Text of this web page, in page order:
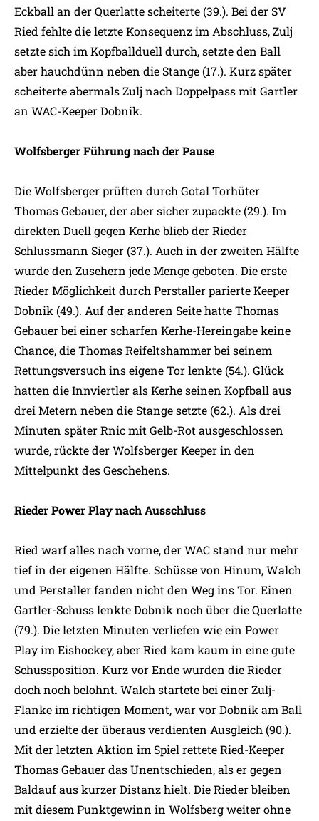
Eckball an der Querlatte scheiterte (39.). Bei der SV
Ried fehlte die letzte Konsequenz im Abschluss, Zulj
setzte sich im Kopfballduell durch, setzte den Ball
aber hauchdünn neben die Stange (17.). Kurz später
scheiterte abermals Zulj nach Doppelpass mit Gartler
an WAC-Keeper Dobnik.
Wolfsberger Führung nach der Pause
Die Wolfsberger prüften durch Gotal Torhüter
Thomas Gebauer, der aber sicher zupackte (29.). Im
direkten Duell gegen Kerhe blieb der Rieder
Schlussmann Sieger (37.). Auch in der zweiten Hälfte
wurde den Zusehern jede Menge geboten. Die erste
Rieder Möglichkeit durch Perstaller parierte Keeper
Dobnik (49.). Auf der anderen Seite hatte Thomas
Gebauer bei einer scharfen Kerhe-Hereingabe keine
Chance, die Thomas Reifeltshammer bei seinem
Rettungsversuch ins eigene Tor lenkte (54.). Glück
hatten die Innviertler als Kerhe seinen Kopfball aus
drei Metern neben die Stange setzte (62.). Als drei
Minuten später Rnic mit Gelb-Rot ausgeschlossen
wurde, rückte der Wolfsberger Keeper in den
Mittelpunkt des Geschehens.
Rieder Power Play nach Ausschluss
Ried warf alles nach vorne, der WAC stand nur mehr
tief in der eigenen Hälfte. Schüsse von Hinum, Walch
und Perstaller fanden nicht den Weg ins Tor. Einen
Gartler-Schuss lenkte Dobnik noch über die Querlatte
(79.). Die letzten Minuten verliefen wie ein Power
Play im Eishockey, aber Ried kam kaum in eine gute
Schussposition. Kurz vor Ende wurden die Rieder
doch noch belohnt. Walch startete bei einer Zulj-
Flanke im richtigen Moment, war vor Dobnik am Ball
und erzielte der überaus verdienten Ausgleich (90.).
Mit der letzten Aktion im Spiel rettete Ried-Keeper
Thomas Gebauer das Unentschieden, als er gegen
Baldauf aus kurzer Distanz hielt. Die Rieder bleiben
mit diesem Punktgewinn in Wolfsberg weiter ohne